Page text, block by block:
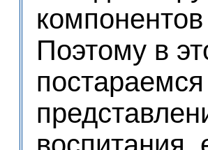
Поэтому в